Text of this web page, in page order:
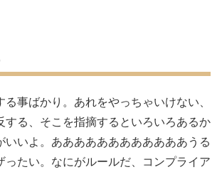
事ばかり。あれをやっちゃいけない、
する、そこを指摘するといろいろあるか
いいよ。ああああああああああああうる
ったい。なにがルールだ、コンプライア